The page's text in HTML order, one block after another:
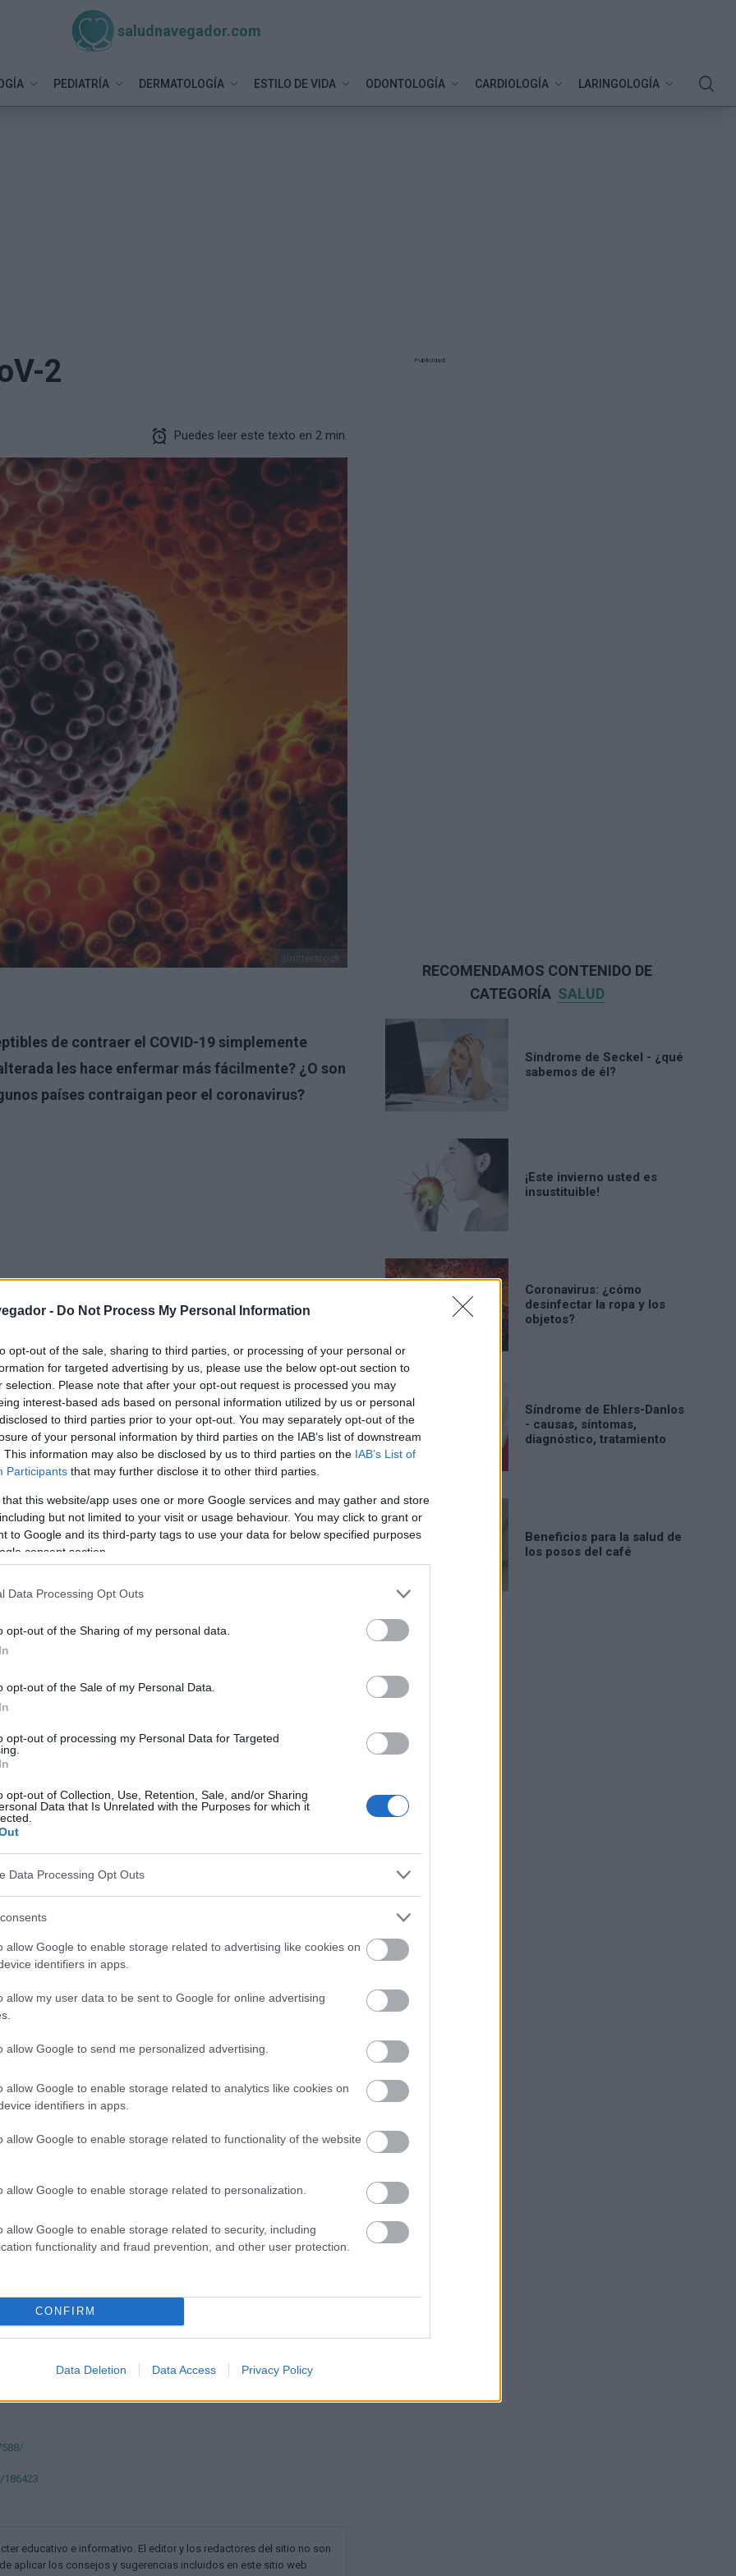
- Do Not Process My Personal Information
opt-out of the sale, sharing to third parties, or processing of your personal or
for targeted advertising by us, please use the below opt-out section to
selection. Please note that after your opt-out request is processed you may
interest-based ads based on personal information utilized by us or personal
to third parties prior to your opt-out. You may separately opt-out of the
of your personal information by third parties on the IAB’s list of downstream
This information may also be disclosed by us to third parties on the IAB’s List of
Participants that may further disclose it to other third parties.
that this website/app uses one or more Google services and may gather and store
but not limited to your visit or usage behaviour. You may click to grant or
to Google and its third-party tags to use your data for below specified purposes
consent section.
Data Processing Opt Outs
opt-out of the Sharing of my personal data.
opt-out of the Sale of my Personal Data.
opt-out of processing my Personal Data for Targeted
opt-out of Collection, Use, Retention, Sale, and/or Sharing
Data that Is Unrelated with the Purposes for which it
Data Processing Opt Outs
allow Google to enable storage related to advertising like cookies on
identifiers in apps.
allow my user data to be sent to Google for online advertising
allow Google to send me personalized advertising.
allow Google to enable storage related to analytics like cookies on
identifiers in apps.
allow Google to enable storage related to functionality of the website
allow Google to enable storage related to personalization.
allow Google to enable storage related to security, including
functionality and fraud prevention, and other user protection.
CONFIRM
Data Deletion Data Access Privacy Policy
saludnavegador.com
PEDIATRÍA DERMATOLOGÍA ESTILO DE VIDA ODONTOLOGÍA CARDIOLOGÍA LARINGOLOGÍA
2
Puedes leer este texto en 2 min.
shutterstock
de contraer el COVID-19 simplemente
les hace enfermar más fácilmente? ¿O son
países contraigan peor el coronavirus?
y son los que nos hacen diferentes. Ya al
indicó quela expresión del genECA2 podía tener
Resulta que el ECA2 puede tener un
Como señalan los investigadores de la
variantes del gen ECA2 influyeron en la
lo que es muy probable que también ocurra lo
susceptibles de contraer una enfermedad
Se han realizado estudios sobre el VIH o el
con una mutación en el gen CCR5 son...
en prestigiosas revistas científicas, sostienen
de proteínas víricas, que se produce por
células pulmonares. La proteína vírica así
por el gen ECA2, lo que provoca la
el ECA2 es la "puerta de entrada" del virus en el
haber miles de variantes y mutaciones dentro
susceptibilidad a la enfermedad. Por lo tanto,
avanzados. Suponiendo, no obstante, que
de la susceptibilidad a contraer el SRAS-CoV-
busquen inhibidores que inhiban dicha
un fármaco eficaz para inhibir la posibilidad
2 Vulnerabilidad
deutsch polskim
educativo e informativo. El editor y los redactores del sitio no son
aplicar los consejos y sugerencias incluidos en este sitio web
Publicidad:
RECOMENDAMOS CONTENIDO DE
CATEGORÍA SALUD
Síndrome de Seckel - ¿qué
sabemos de él?
¡Este invierno usted es
insustituible!
Coronavirus: ¿cómo
desinfectar la ropa y los
objetos?
Síndrome de Ehlers-Danlos
- causas, síntomas,
diagnóstico, tratamiento
Beneficios para la salud de
los posos del café